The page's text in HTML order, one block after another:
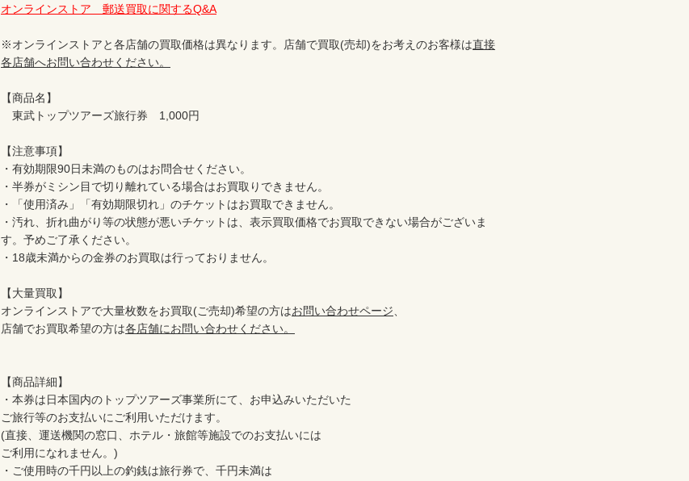
オンラインストア　郵送買取に関するQ&A
※オンラインストアと各店舗の買取価格は異なります。店舗で買取(売却)をお考えのお客様は直接
各店舗へお問い合わせください。
【商品名】
東武トップツアーズ旅行券　1,000円
【注意事項】
・有効期限90日未満のものはお問合せください。
・半券がミシン目で切り離れている場合はお買取りできません。
・「使用済み」「有効期限切れ」のチケットはお買取できません。
・汚れ、折れ曲がり等の状態が悪いチケットは、表示買取価格でお買取できない場合がございま
す。予めご了承ください。
・18歳未満からの金券のお買取は行っておりません。
【大量買取】
オンラインストアで大量枚数をお買取(ご売却)希望の方はお問い合わせページ、
店舗でお買取希望の方は各店舗にお問い合わせください。
【商品詳細】
・本券は日本国内のトップツアーズ事業所にて、お申込みいただいた
ご旅行等のお支払いにご利用いただけます。
(直接、運送機関の窓口、ホテル・旅館等施設でのお支払いには
ご利用になれません。)
・ご使用時の千円以上の釣銭は旅行券で、千円未満は